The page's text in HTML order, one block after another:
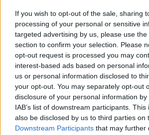
If you wish to opt-out of the sale, sharing
processing of your personal or sensitive
targeted advertising by us, please use
section to confirm your selection. Please
opt-out request is processed you may
interest-based ads based on personal
us or personal information disclosed to
your opt-out. You may separately opt-out
disclosure of your personal information
IAB’s list of downstream participants.
also be disclosed by us to third parties on
Downstream Participants that may further
Hasznos
Impresszum
Szerzői jogok
Adatvédelmi tájékoztató
Cookie-kezelési tájékoztató
Hozzászólási szabályzat